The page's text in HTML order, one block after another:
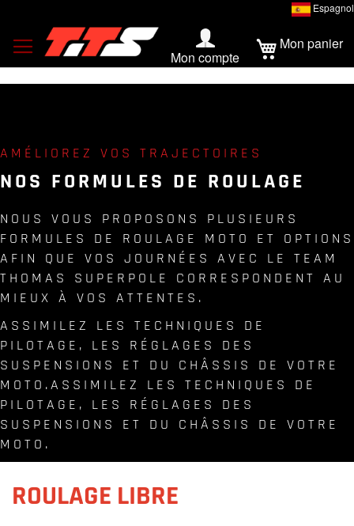
Espagnol
Mon compte
Mon panier
AMÉLIOREZ VOS TRAJECTOIRES
NOS FORMULES DE ROULAGE
NOUS VOUS PROPOSONS PLUSIEURS
FORMULES DE ROULAGE MOTO ET OPTIONS
AFIN QUE VOS JOURNÉES AVEC LE TEAM
THOMAS SUPERPOLE CORRESPONDENT AU
MIEUX À VOS ATTENTES.
ASSIMILEZ LES TECHNIQUES DE
PILOTAGE, LES RÉGLAGES DES
SUSPENSIONS ET DU CHÂSSIS DE VOTRE
MOTO.ASSIMILEZ LES TECHNIQUES DE
PILOTAGE, LES RÉGLAGES DES
SUSPENSIONS ET DU CHÂSSIS DE VOTRE
MOTO.
ROULAGE LIBRE